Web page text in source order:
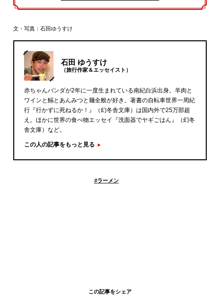
文・写真：石田ゆうすけ
石田 ゆうすけ
（旅行作家＆エッセイスト）
赤ちゃんパンダが2年に一度生まれている南紀白浜出身。羊肉と
ワインと鰯とあんみつと麺全般が好き。著書の自転車世界一周紀
行『行かずに死ねるか！』（幻冬舎文庫）は国内外で25万部超
え。ほかに世界の食べ物エッセイ『洗面器でヤギごはん』（幻冬
舎文庫）など。
この人の記事をもっと見る
#ラーメン
この記事をシェア